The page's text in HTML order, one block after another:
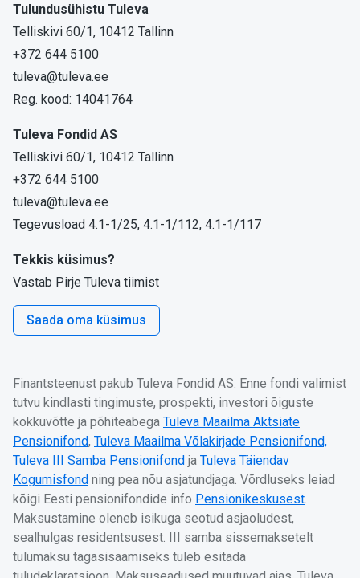
Tulundusühistu Tuleva
Telliskivi 60/1, 10412 Tallinn
+372 644 5100
tuleva@tuleva.ee
Reg. kood: 14041764
Tuleva Fondid AS
Telliskivi 60/1, 10412 Tallinn
+372 644 5100
tuleva@tuleva.ee
Tegevusload 4.1-1/25, 4.1-1/112, 4.1-1/117
Tekkis küsimus?
Vastab Pirje Tuleva tiimist
Saada oma küsimus
Finantsteenust pakub Tuleva Fondid AS. Enne fondi valimist
tutvu kindlasti tingimuste, prospekti, investori õiguste
kokkuvõtte ja põhiteabega Tuleva Maailma Aktsiate
Pensionifond, Tuleva Maailma Võlakirjade Pensionifond,
Tuleva III Samba Pensionifond ja Tuleva Täiendav
Kogumisfond ning pea nõu asjatundjaga. Võrdluseks leiad
kõigi Eesti pensionifondide info Pensionikeskusest.
Maksustamine oleneb isikuga seotud asjaoludest,
sealhulgas residentsusest. III samba sissemaksetelt
tulumaksu tagasisaamiseks tuleb esitada